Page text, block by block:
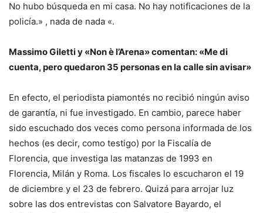
No hubo búsqueda en mi casa. No hay notificaciones de la
policía.» , nada de nada «.
Massimo Giletti y «Non è l’Arena» comentan: «Me di
cuenta, pero quedaron 35 personas en la calle sin avisar»
En efecto, el periodista piamontés no recibió ningún aviso
de garantía, ni fue investigado. En cambio, parece haber
sido escuchado dos veces como persona informada de los
hechos (es decir, como testigo) por la Fiscalía de
Florencia, que investiga las matanzas de 1993 en
Florencia, Milán y Roma. Los fiscales lo escucharon el 19
de diciembre y el 23 de febrero. Quizá para arrojar luz
sobre las dos entrevistas con Salvatore Bayardo, el